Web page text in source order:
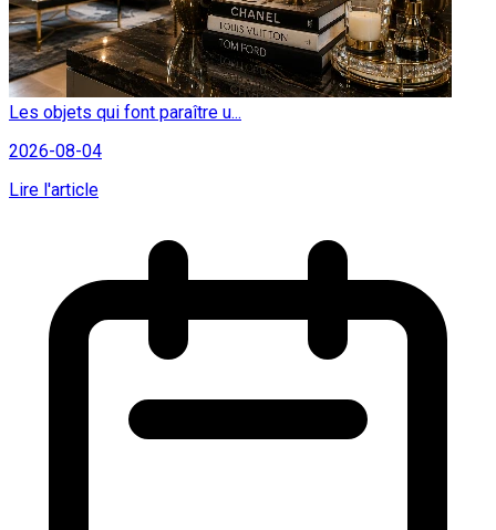
Les objets qui font paraître u...
2026-08-04
Lire l'article